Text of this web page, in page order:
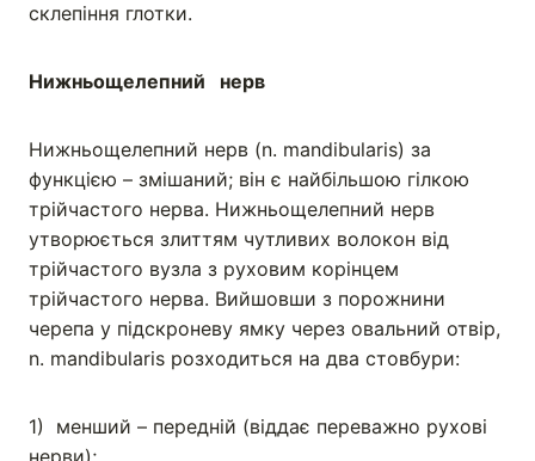
склепіння глотки.
Нижньощелепний нерв
Нижньощелепний нерв (n. mandibularis) за
функцією – змішаний; він є найбільшою гілкою
трійчастого нерва. Нижньощелепний нерв
утворюється злиттям чутливих волокон від
трійчастого вузла з руховим корінцем
трійчастого нерва. Вийшовши з порожнини
черепа у підскроневу ямку через овальний отвір,
n. mandibularis розходиться на два стовбури:
1) менший – передній (віддає переважно рухові